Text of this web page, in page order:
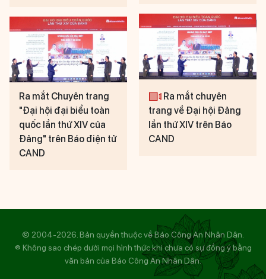
Ra mắt Chuyên trang
"Đại hội đại biểu toàn
quốc lần thứ XIV của
Đảng" trên Báo điện tử
CAND
Ra mắt chuyên
trang về Đại hội Đảng
lần thứ XIV trên Báo
CAND
© 2004-2026. Bản quyền thuộc về Báo Công An Nhân Dân.
® Không sao chép dưới mọi hình thức khi chưa có sự đồng ý bằng
văn bản của Báo Công An Nhân Dân.